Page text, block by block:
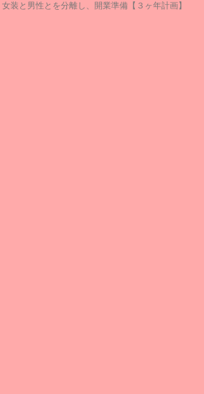
装と男性とを分離し、開業準備【３ヶ年計画】